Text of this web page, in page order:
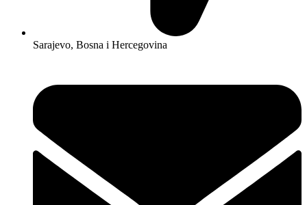
Sarajevo, Bosna i Hercegovina